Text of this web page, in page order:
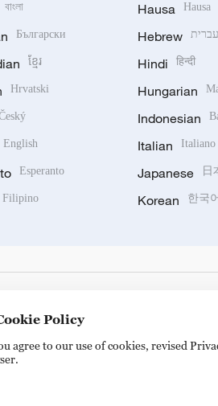
বাংলা
Български
ខ្មែរ
Hrvatski
English
Esperanto
Filipino
Hausa Hausa
Hebrew עברית
Hindi हिन्दी
Hungarian
Indonesian
Italian Italiano
Japanese 日
Korean 한국어
20000184号
Policy
agree to our use of cookies, revised